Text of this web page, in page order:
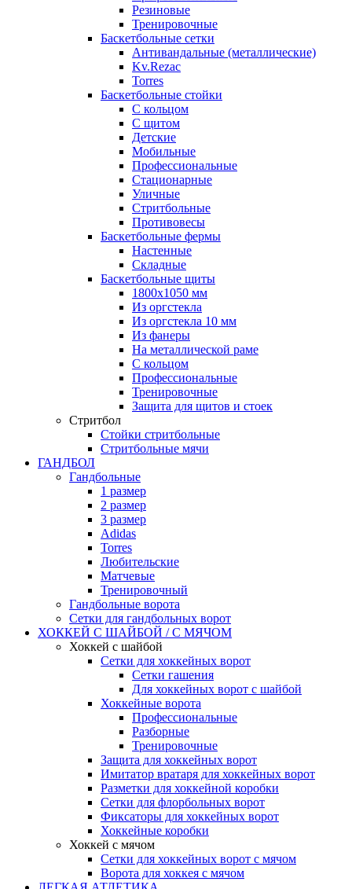
Резиновые
Тренировочные
Баскетбольные сетки
Антивандальные (металлические)
Kv.Rezac
Torres
Баскетбольные стойки
С кольцом
С щитом
Детские
Мобильные
Профессиональные
Стационарные
Уличные
Стритбольные
Противовесы
Баскетбольные фермы
Настенные
Складные
Баскетбольные щиты
1800х1050 мм
Из оргстекла
Из оргстекла 10 мм
Из фанеры
На металлической раме
С кольцом
Профессиональные
Тренировочные
Защита для щитов и стоек
Стритбол
Стойки стритбольные
Стритбольные мячи
ГАНДБОЛ
Гандбольные
1 размер
2 размер
3 размер
Adidas
Torres
Любительские
Матчевые
Тренировочный
Гандбольные ворота
Сетки для гандбольных ворот
ХОККЕЙ С ШАЙБОЙ / С МЯЧОМ
Хоккей с шайбой
Сетки для хоккейных ворот
Сетки гашения
Для хоккейных ворот с шайбой
Хоккейные ворота
Профессиональные
Разборные
Тренировочные
Защита для хоккейных ворот
Имитатор вратаря для хоккейных ворот
Разметки для хоккейной коробки
Сетки для флорбольных ворот
Фиксаторы для хоккейных ворот
Хоккейные коробки
Хоккей с мячом
Сетки для хоккейных ворот с мячом
Ворота для хоккея с мячом